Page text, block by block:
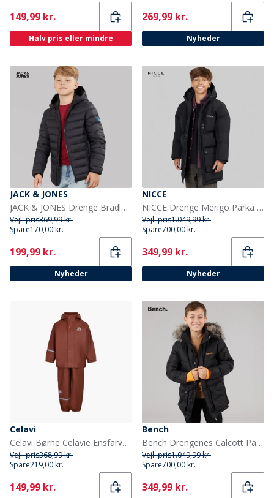
Current
149,99 kr.
Halv pris eller mindre
Current
269,99 kr.
Nyheder
JACK & JONES
JACK & JONES Drenge Bradley Let Dunjakke Sort
Vejl. pris369,99 kr.
Spare170,00 kr.
Current
199,99 kr.
Nyheder
NICCE
NICCE Drenge Merigo Parka Jakke Sort
Vejl. pris1.049,99 kr.
Spare700,00 kr.
Current
349,99 kr.
Nyheder
Celavi
Celavi Børne Celavie Ensfarvet PU Basis Regntøjs Sæt Tortoise Shell
Vejl. pris368,99 kr.
Spare219,00 kr.
Current
149,99 kr.
Bench
Bench Drengenes Calcott Parka Jakke Sort
Vejl. pris1.049,99 kr.
Spare700,00 kr.
Current
349,99 kr.